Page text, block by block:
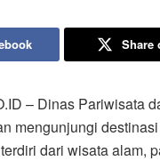
Share
– Dinas Pariwisata
mengunjungi
dari wisata alam,